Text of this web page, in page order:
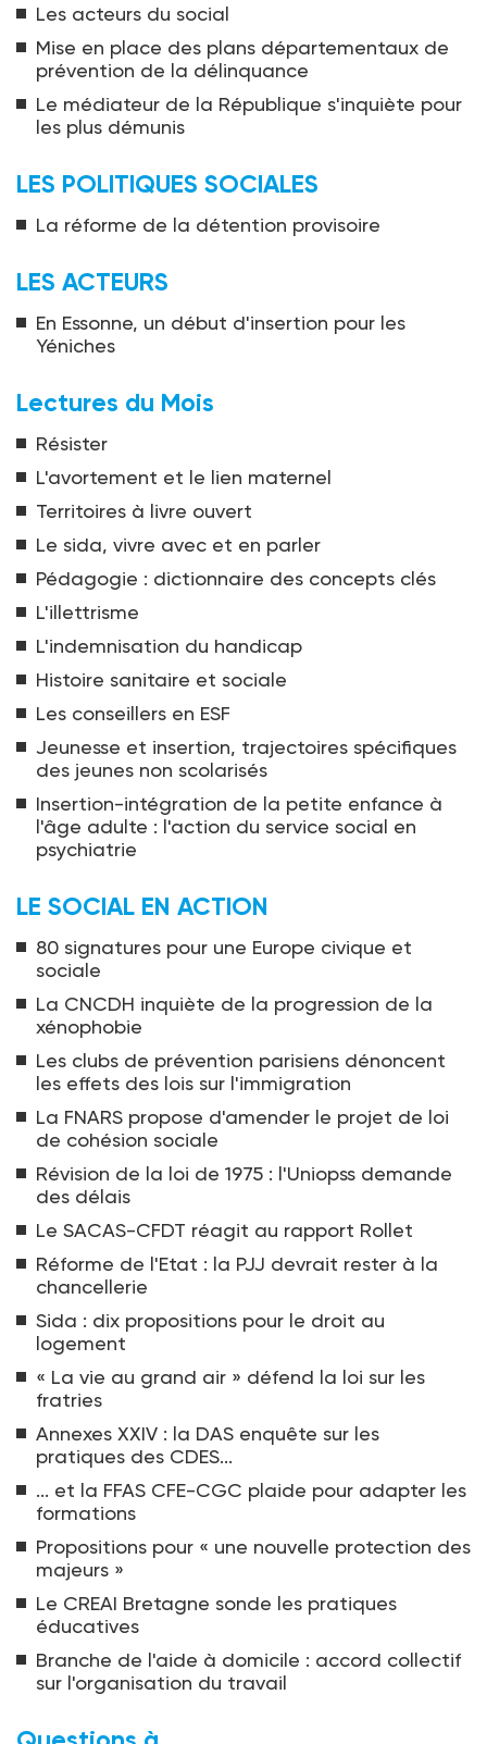
Les acteurs du social
Mise en place des plans départementaux de
prévention de la délinquance
Le médiateur de la République s'inquiète pour
les plus démunis
LES POLITIQUES SOCIALES
La réforme de la détention provisoire
LES ACTEURS
En Essonne, un début d'insertion pour les
Yéniches
Lectures du Mois
Résister
L'avortement et le lien maternel
Territoires à livre ouvert
Le sida, vivre avec et en parler
Pédagogie : dictionnaire des concepts clés
L'illettrisme
L'indemnisation du handicap
Histoire sanitaire et sociale
Les conseillers en ESF
Jeunesse et insertion, trajectoires spécifiques
des jeunes non scolarisés
Insertion-intégration de la petite enfance à
l'âge adulte : l'action du service social en
psychiatrie
LE SOCIAL EN ACTION
80 signatures pour une Europe civique et
sociale
La CNCDH inquiète de la progression de la
xénophobie
Les clubs de prévention parisiens dénoncent
les effets des lois sur l'immigration
La FNARS propose d'amender le projet de loi
de cohésion sociale
Révision de la loi de 1975 : l'Uniopss demande
des délais
Le SACAS-CFDT réagit au rapport Rollet
Réforme de l'Etat : la PJJ devrait rester à la
chancellerie
Sida : dix propositions pour le droit au
logement
« La vie au grand air » défend la loi sur les
fratries
Annexes XXIV : la DAS enquête sur les
pratiques des CDES...
... et la FFAS CFE-CGC plaide pour adapter les
formations
Propositions pour « une nouvelle protection des
majeurs »
Le CREAI Bretagne sonde les pratiques
éducatives
Branche de l'aide à domicile : accord collectif
sur l'organisation du travail